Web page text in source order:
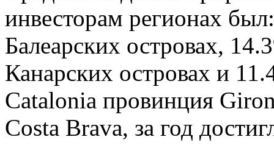
инвесторам регионах
Балеарских островах,
Канарских островах и
Catalonia провинция
Costa Brava, за год